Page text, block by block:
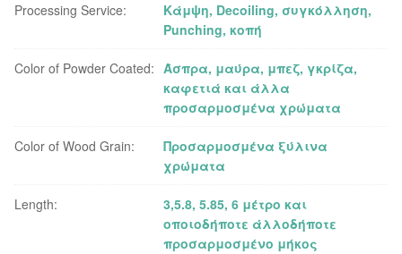
Processing Service:
Κάμψη, Decoiling, συγκόλληση,
Punching, κοπή
Color of Powder Coated: Άσπρα, μαύρα, μπεζ, γκρίζα,
καφετιά και άλλα
προσαρμοσμένα χρώματα
Color of Wood Grain:
Προσαρμοσμένα ξύλινα
χρώματα
Length:
3,5.8, 5.85, 6 μέτρο και
οποιοδήποτε άλλοδήποτε
προσαρμοσμένο μήκος